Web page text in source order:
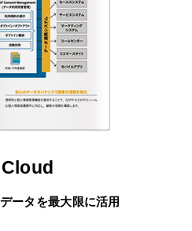
ータを最大限に活用